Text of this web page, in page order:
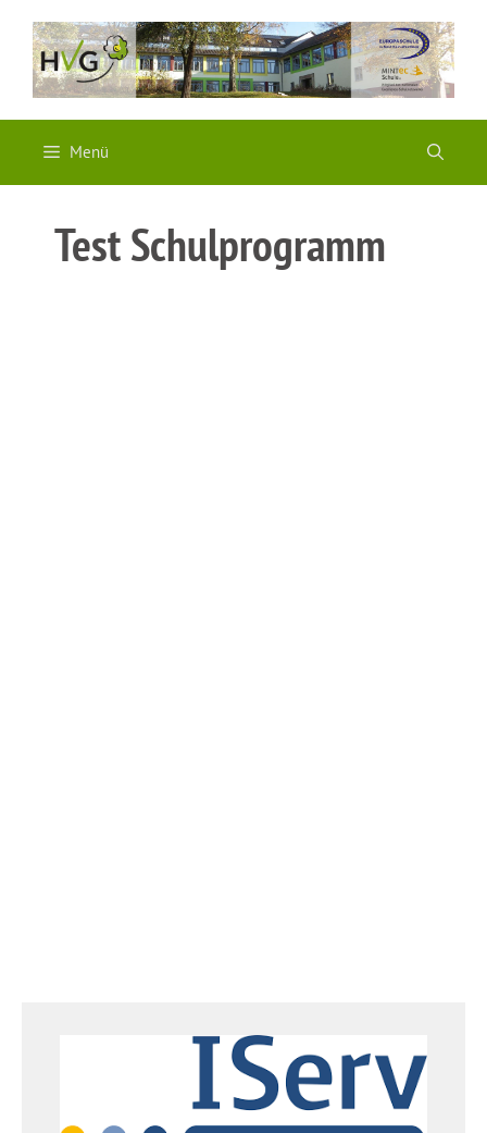
Inhalt
springen
Menü
Test Schulprogramm